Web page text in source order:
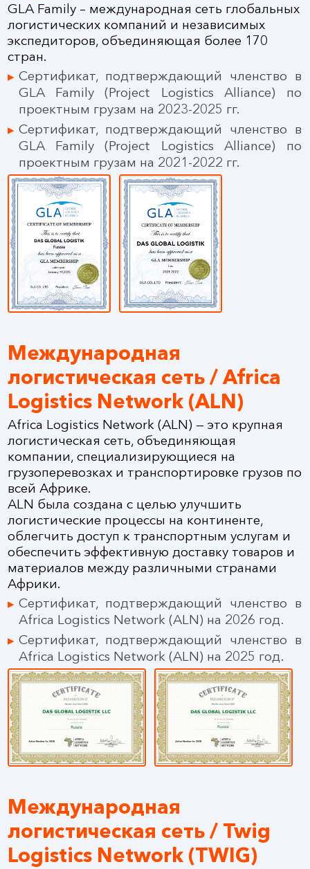
GLA Family – международная сеть глобальных
логистических компаний и независимых
экспедиторов, объединяющая более 170
стран.
Сертификат, подтверждающий членство в
GLA Family (Project Logistics Alliance) по
проектным грузам на 2023-2025 гг.
Сертификат, подтверждающий членство в
GLA Family (Project Logistics Alliance) по
проектным грузам на 2021-2022 гг.
Международная
логистическая сеть / Africa
Logistics Network (ALN)
Africa Logistics Network (ALN) — это крупная
логистическая сеть, объединяющая
компании, специализирующиеся на
грузоперевозках и транспортировке грузов по
всей Африке.
ALN была создана с целью улучшить
логистические процессы на континенте,
облегчить доступ к транспортным услугам и
обеспечить эффективную доставку товаров и
материалов между различными странами
Африки.
Сертификат, подтверждающий членство в
Africa Logistics Network (ALN) на 2026 год.
Сертификат, подтверждающий членство в
Africa Logistics Network (ALN) на 2025 год.
Международная
логистическая сеть / Twig
Logistics Network (TWIG)